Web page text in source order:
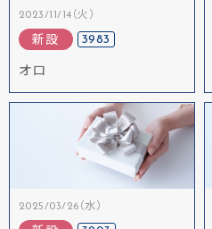
2023/11/14（火）
新設 3983
オロ
2025/03/26（水）